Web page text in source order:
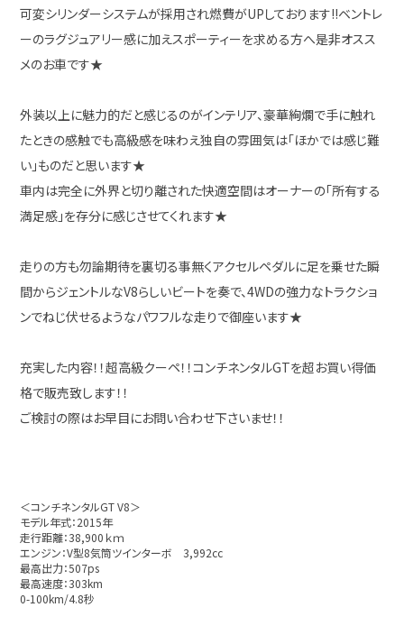
可変シリンダーシステムが採用され燃費がUPしております!!ベントレ
ーのラグジュアリー感に加えスポーティーを求める方へ是非オスス
メのお車です★
外装以上に魅力的だと感じるのがインテリア、豪華絢爛で手に触れ
たときの感触でも高級感を味わえ独自の雰囲気は「ほかでは感じ難
い」ものだと思います★
車内は完全に外界と切り離された快適空間はオーナーの「所有する
満足感」を存分に感じさせてくれます★
走りの方も勿論期待を裏切る事無くアクセルペダルに足を乗せた瞬
間からジェントルなV8らしいビートを奏で、4WDの強力なトラクショ
ンでねじ伏せるようなパワフルな走りで御座います★
充実した内容！！超高級クーペ！！コンチネンタルGTを超お買い得価
格で販売致します！！
ご検討の際はお早目にお問い合わせ下さいませ！！
＜コンチネンタルGT V8＞
モデル年式：2015年
走行距離：38,900ｋｍ
エンジン：V型8気筒ツインターボ 3,992cc
最高出力：507ps
最高速度：303km
0-100km/4.8秒